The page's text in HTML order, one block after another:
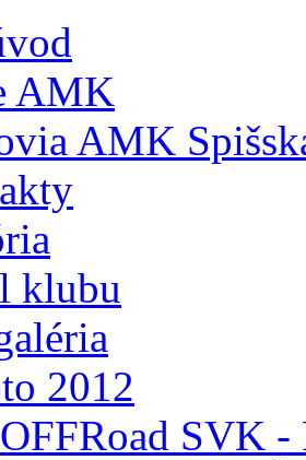
AMK
AMK
klubu
2012
OFFRoad SVK -